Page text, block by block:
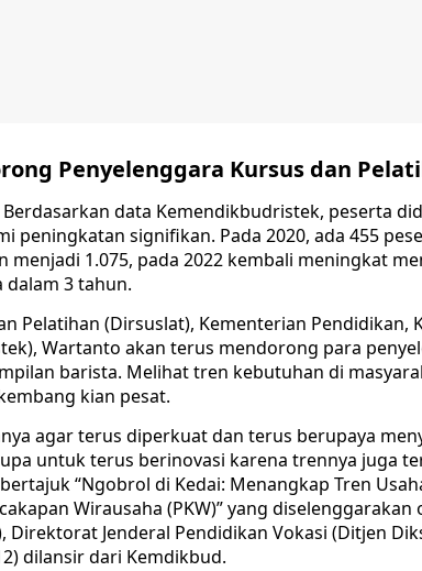
Penyelenggara Kursus dan
data Kemendikbudristek, peserta
peningkatan signifikan. Pada 2020, ada 455
1.075, pada 2022 kembali meningkat
dalam 3 tahun.
Pelatihan (Dirsuslat), Kementerian Pendidikan,
Wartanto akan terus mendorong para
barista. Melihat tren kebutuhan di
kian pesat.
agar terus diperkuat dan terus berupaya
untuk terus berinovasi karena trennya juga
“Ngobrol di Kedai: Menangkap Tren
Wirausaha (PKW)” yang
Direktorat Jenderal Pendidikan Vokasi (Ditjen
dilansir dari Kemdikbud.